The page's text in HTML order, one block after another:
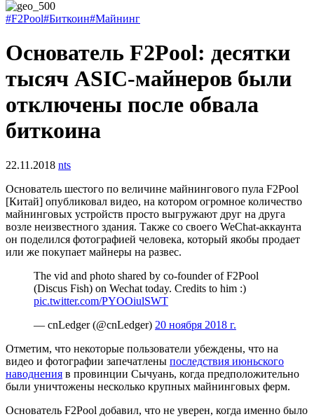
#F2Pool#Биткоин#Майнинг
Основатель F2Pool: десятки
тысяч ASIC-майнеров были
отключены после обвала
биткоина
22.11.2018 nts
Основатель шестого по величине майнингового пула F2Pool
[Китай] опубликовал видео, на котором огромное количество
майнинговых устройств просто выгружают друг на друга
возле неизвестного здания. Также со своего WeChat-аккаунта
он поделился фотографией человека, который якобы продает
или же покупает майнеры на развес.
The vid and photo shared by co-founder of F2Pool
(Discus Fish) on Wechat today. Credits to him :)
pic.twitter.com/PYOOiulSWT
— cnLedger (@cnLedger) 20 ноября 2018 г.
Отметим, что некоторые пользователи убеждены, что на
видео и фотографии запечатлены последствия июньского
наводнения в провинции Сычуань, когда предположительно
были уничтожены несколько крупных майнинговых ферм.
Основатель F2Pool добавил, что не уверен, когда именно было